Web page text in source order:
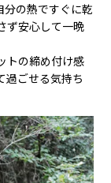
分の熱ですぐに乾
ず安心して一晩
トの締め付け感
過ごせる気持ち